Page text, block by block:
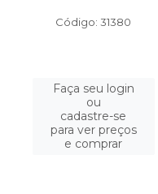
Código: 31380
Faça seu login
ou
cadastre-se
para ver preços
e comprar